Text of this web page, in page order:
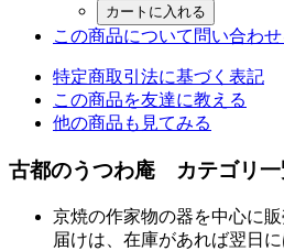
この商品について問い合わせ
特定商取引法に基づく表記
この商品を友達に教える
他の商品も見てみる
古都のうつわ庵 カテゴリ一
京焼の作家物の器を中心に
届けは、在庫があれば翌日